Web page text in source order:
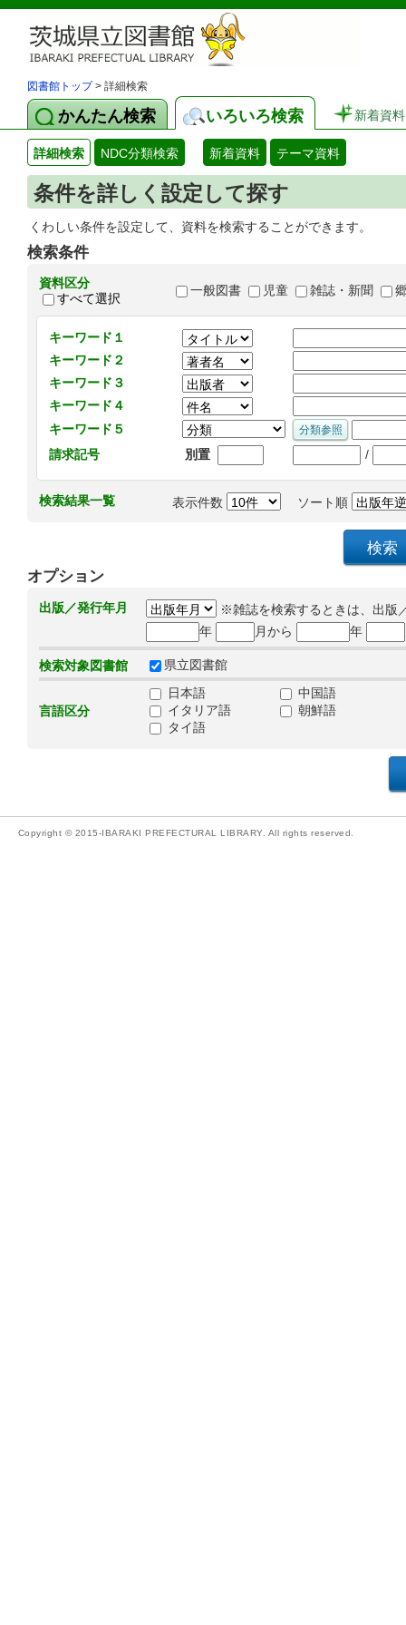
図書館トップ> 詳細検索
かんたん検索 いろいろ検索 新着資料
詳細検索 NDC分類検索 新着資料 テーマ資料
条件を詳しく設定して探す
くわしい条件を設定して、資料を検索することができます。
検索条件
資料区分
すべて選択
一般図書 児童 雑誌・新聞
キーワード１
キーワード２
キーワード３
キーワード４
キーワード５
請求記号
別置 /
検索結果一覧 表示件数 ソート順
オプション
出版／発行年月
※雑誌を検索するときは、出版
年
月から 年
検索対象図書館 県立図書館
言語区分
日本語
中国語
イタリア語
朝鮮語
タイ語
Copyright © 2015-IBARAKI PREFECTURAL LIBRARY. All rights reserved.